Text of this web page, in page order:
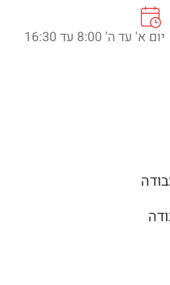
יום א' עד ה' 8:00 עד 16:30